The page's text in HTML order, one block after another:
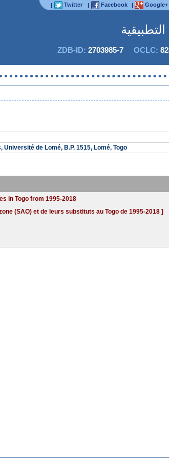
| Twitter | Facebook | Google+
ZDB-ID: 2703985-7 OCLC:
de Lomé, B.P. 1515, Lomé, Togo
in Togo from 1995-2018
(SAO) et de leurs substituts au Togo de 1995-2018 ]